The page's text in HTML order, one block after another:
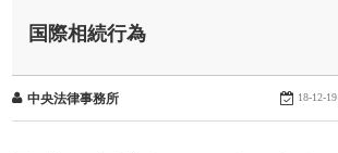
国際相続行為
中央法律事務所 18-12-